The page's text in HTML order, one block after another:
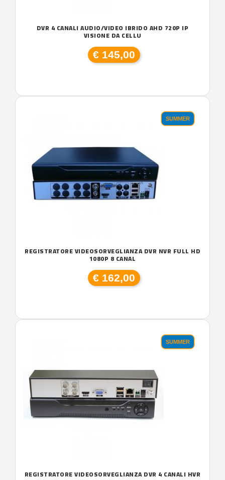
DVR 4 CANALI AUDIO/VIDEO IBRIDO AHD 720P IP
VISIONE DA CELLU
€ 145,00
SUMMER
REGISTRATORE VIDEOSORVEGLIANZA DVR NVR FULL HD
1080P 8 CANAL
€ 162,00
SUMMER
REGISTRATORE VIDEOSORVEGLIANZA DVR 4 CANALI HVR